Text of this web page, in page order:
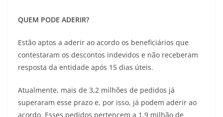
QUEM PODE ADERIR?
Estão aptos a aderir ao acordo os beneficiários que
contestaram os descontos indevidos e não receberam
resposta da entidade após 15 dias úteis.
Atualmente, mais de 3,2 milhões de pedidos já
superaram esse prazo e, por isso, já podem aderir ao
acordo. Esses pedidos pertencem a 1,9 milhão de